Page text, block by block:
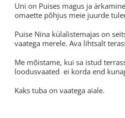
Uni on Puises magus ja
omaette põhjus meie juurde
Puise Nina külalistemajas on
vaatega merele. Ava lihtsalt
Me mõistame, kui sa istud
loodusvaated ei korda end
Kaks tuba on vaatega aiale.